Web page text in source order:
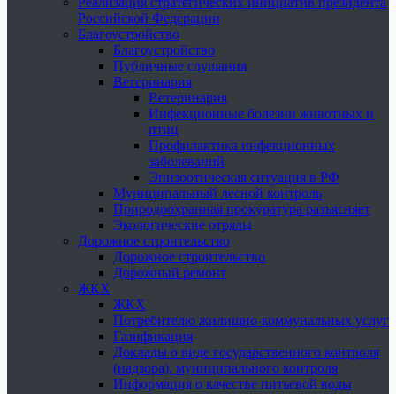
Российской Федерации
Благоустройство
Благоустройство
Публичные слушания
Ветеринария
Ветеринария
Инфекционные болезни животных и
птиц
Профилактика инфекционных
заболеваний
Эпизоотическая ситуация в РФ
Муниципальный лесной контроль
Природоохранная прокуратура разъясняет
Экологические отряды
Дорожное строительство
Дорожное строительство
Дорожный ремонт
ЖКХ
ЖКХ
Потребителю жилищно-коммунальных услуг
Газификация
Доклады о виде государственного контроля
(надзора), муниципального контроля
Информация о качестве питьевой воды